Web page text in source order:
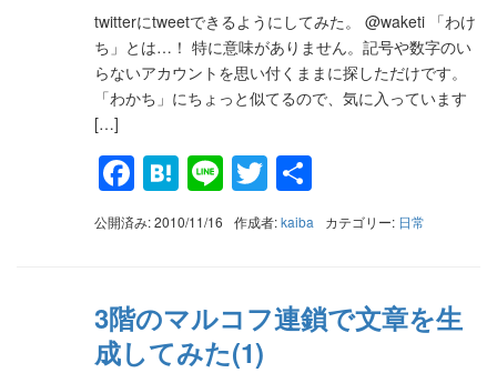
twitterにtweetできるようにしてみた。 @waketi 「わけ
ち」とは…！ 特に意味がありません。記号や数字のい
らないアカウントを思い付くままに探しただけです。
「わかち」にちょっと似てるので、気に入っています
[…]
Facebook
Hatena
LineTwitter
有
公開済み: 2010/11/16 作成者:kaiba カテゴリー: 日常
3階のマルコフ連鎖で文章を生
成してみた(1)